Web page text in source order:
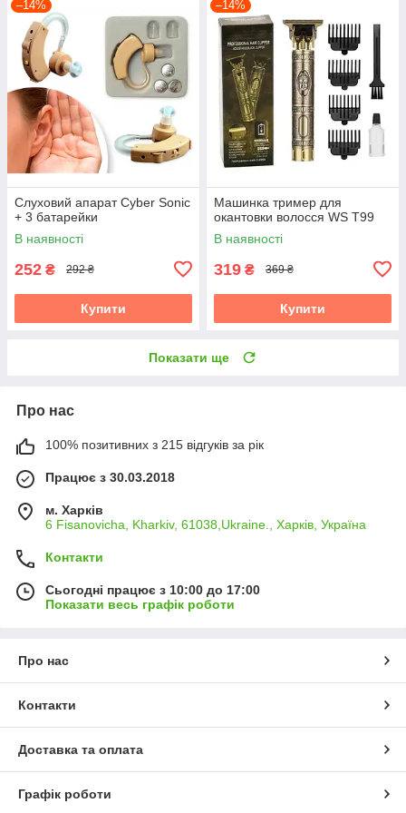
–14%
Слуховий апарат Cyber Sonic
+ 3 батарейки
В наявності
252 ₴ 292 ₴
Купити
–14%
Машинка тример для
окантовки волосся WS T99
В наявності
319 ₴ 369 ₴
Купити
Показати ще
Про нас
100% позитивних з 215 відгуків за рік
Працює з 30.03.2018
м. Харків
6 Fisanovicha, Kharkiv, 61038,Ukraine., Харків, Україна
Контакти
Сьогодні працює з 10:00 до 17:00
Показати весь графік роботи
Про нас
Контакти
Доставка та оплата
Графік роботи